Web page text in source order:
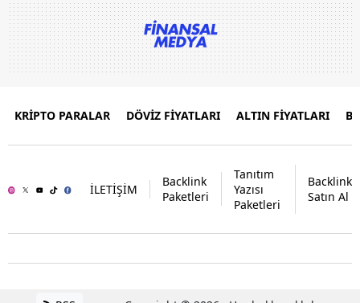
KRİPTO PARALAR DÖVİZ FİYATLARI ALTIN FİYATLARI
İLETİŞİM
Backlink
Paketleri
Tanıtım
Yazısı
Paketleri
Backlink
Satın Al